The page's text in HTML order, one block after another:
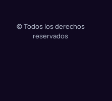
© Todos los derechos
reservados